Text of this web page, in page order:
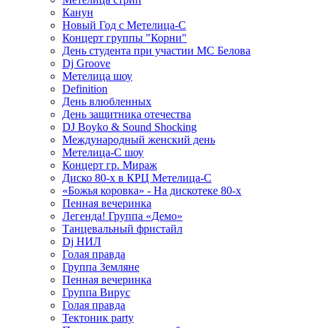
Канун
Новый Год с Метелица-С
Концерт группы "Корни"
День студента при участии МС Белова
Dj Groove
Метелица шоу
Definition
День влюбленных
День защитника отечества
DJ Boyko & Sound Shocking
Международный женский день
Метелица-С шоу
Концерт гр. Мираж
Диско 80-х в КРЦ Метелица-С
«Божья коровка» - На дискотеке 80-х
Пенная вечеринка
Легенда! Группа «Демо»
Танцевальный фристайл
Dj НИЛ
Голая правда
Группа Земляне
Пенная вечеринка
Группа Вирус
Голая правда
Тектоник party